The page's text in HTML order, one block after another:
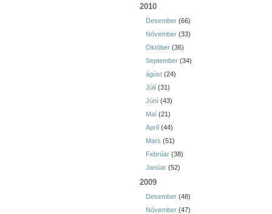
2010
Desember (66)
Nóvember (33)
Október (36)
September (34)
ágúst (24)
Júlí (31)
Júní (43)
Maí (21)
Apríl (44)
Mars (51)
Febrúar (38)
Janúar (52)
2009
Desember (48)
Nóvember (47)